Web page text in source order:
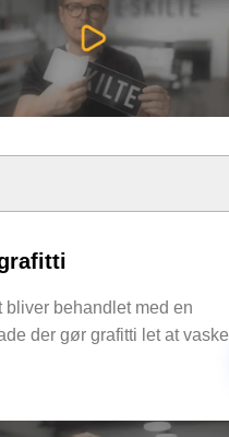
bliver behandlet med en
der gør grafitti let at vaske